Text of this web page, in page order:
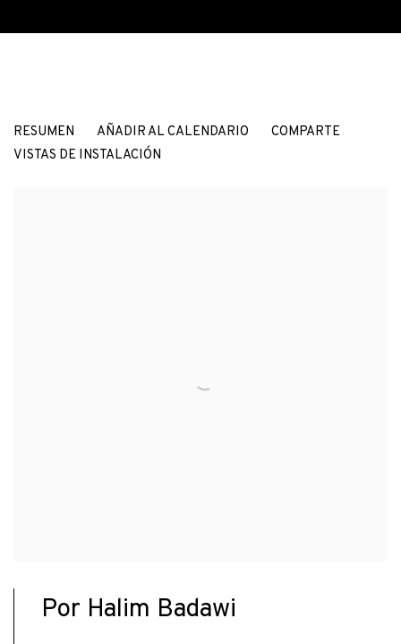
ALWAYS FRANCO. SPAIN BRAND
EUGENIO MERINO
RESUMEN AÑADIR AL CALENDARIO
COMPARTE
VISTAS DE INSTALACIÓN
Por Halim Badawi